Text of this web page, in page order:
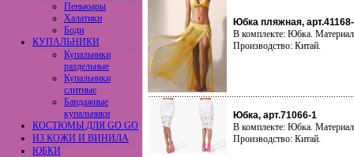
Пеньюары
Халатики
Боди
КУПАЛЬНИКИ
Купальники
раздельные
Купальники
слитные
Бандажные
купальники
КОСТЮМЫ ДЛЯ GO GO
ИЗ КОЖИ И ВИНИЛА
ЮБКИ
Юбка пляжная,
В комплекте: Юбка.
Производство: Китай.
Юбка, арт.71066-1
В комплекте: Юбка.
Производство: Китай.